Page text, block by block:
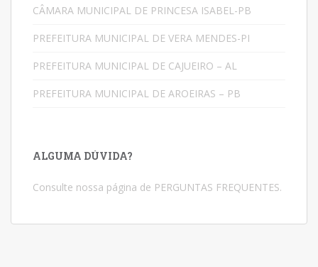
CÂMARA MUNICIPAL DE PRINCESA ISABEL-PB
PREFEITURA MUNICIPAL DE VERA MENDES-PI
PREFEITURA MUNICIPAL DE CAJUEIRO – AL
PREFEITURA MUNICIPAL DE AROEIRAS – PB
ALGUMA DÚVIDA?
Consulte nossa página de PERGUNTAS FREQUENTES.